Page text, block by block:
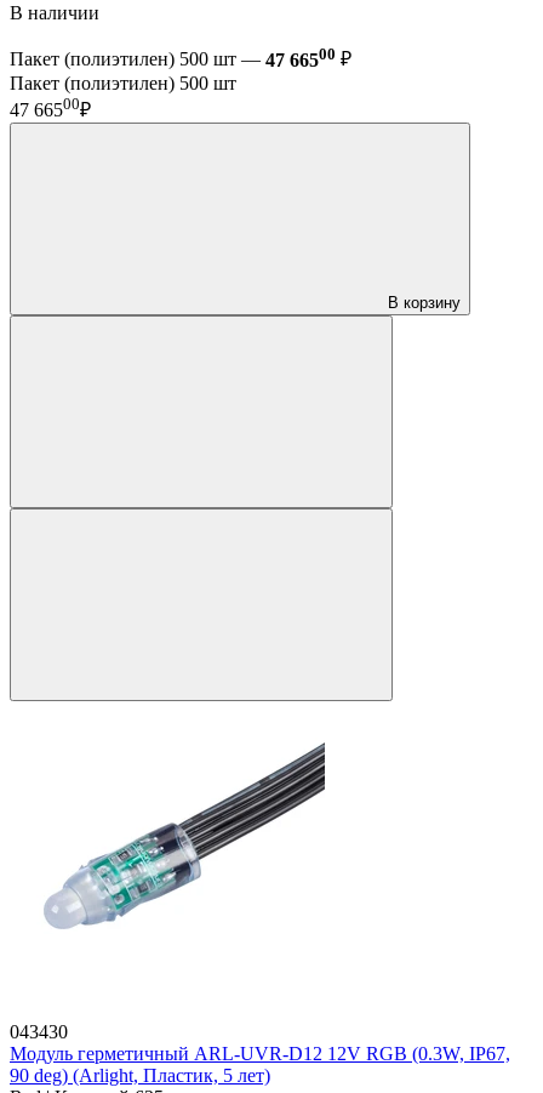
В наличии
Пакет (полиэтилен) 500 шт — 47 66500 ₽
Пакет (полиэтилен) 500 шт
47 66500₽
В корзину
043430
Модуль герметичный ARL-UVR-D12 12V RGB (0.3W, IP67,
90 deg) (Arlight, Пластик, 5 лет)